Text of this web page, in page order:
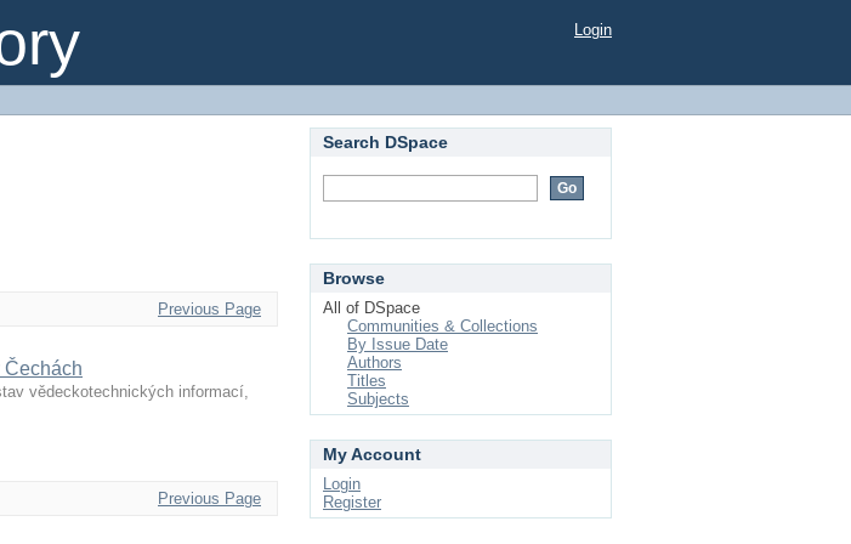
Login
Previous Page
Čechách
vědeckotechnických informací,
Previous Page
Search DSpace
Browse
All of DSpace
Communities & Collections
By Issue Date
Authors
Titles
Subjects
My Account
Login
Register